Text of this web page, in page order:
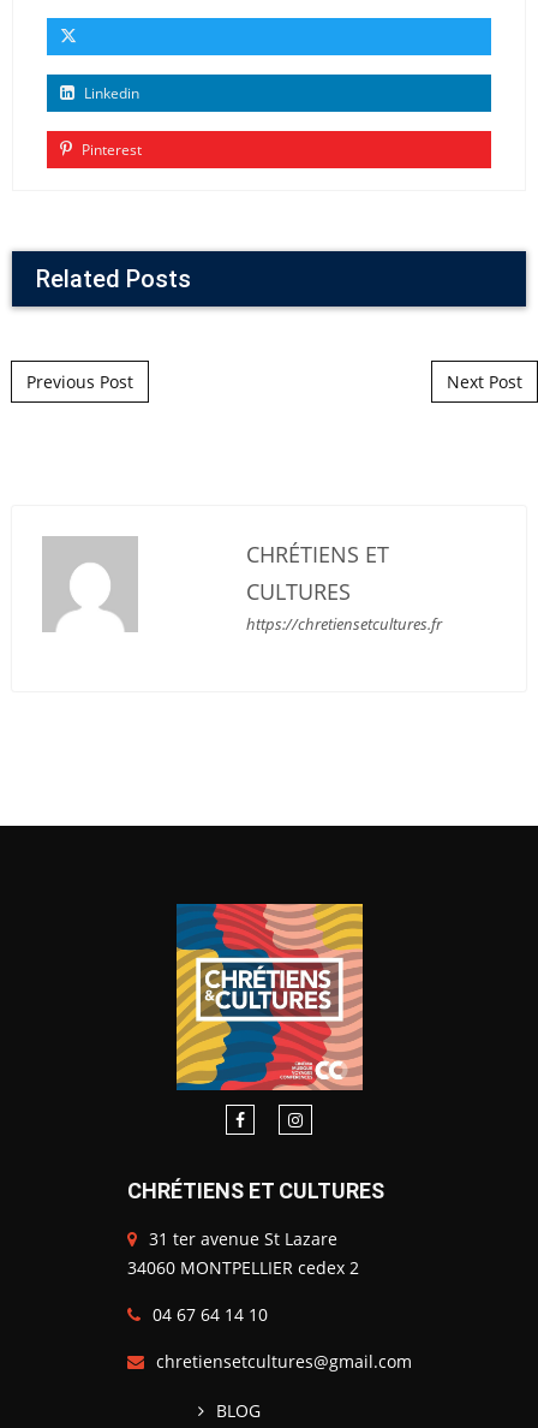
Linkedin
Pinterest
Related Posts
Post navigation
Previous Post Next Post
CHRÉTIENS ET
CULTURES
https://chretiensetcultures.fr
CHRÉTIENS ET CULTURES
31 ter avenue St Lazare
34060 MONTPELLIER cedex 2
04 67 64 14 10
chretiensetcultures@gmail.com
BLOG